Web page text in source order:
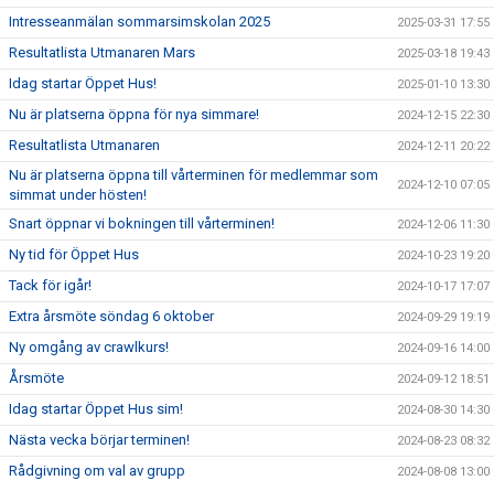
Intresseanmälan sommarsimskolan 2025 2025-03-31 17:55
Resultatlista Utmanaren Mars 2025-03-18 19:43
Idag startar Öppet Hus! 2025-01-10 13:30
Nu är platserna öppna för nya simmare! 2024-12-15 22:30
Resultatlista Utmanaren 2024-12-11 20:22
Nu är platserna öppna till vårterminen för medlemmar som
simmat under hösten!
2024-12-10 07:05
Snart öppnar vi bokningen till vårterminen! 2024-12-06 11:30
Ny tid för Öppet Hus 2024-10-23 19:20
Tack för igår! 2024-10-17 17:07
Extra årsmöte söndag 6 oktober 2024-09-29 19:19
Ny omgång av crawlkurs! 2024-09-16 14:00
Årsmöte 2024-09-12 18:51
Idag startar Öppet Hus sim! 2024-08-30 14:30
Nästa vecka börjar terminen! 2024-08-23 08:32
Rådgivning om val av grupp 2024-08-08 13:00